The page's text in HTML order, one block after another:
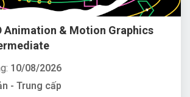
Animation & Motion Graphics
10/08/2026
- Trung cấp